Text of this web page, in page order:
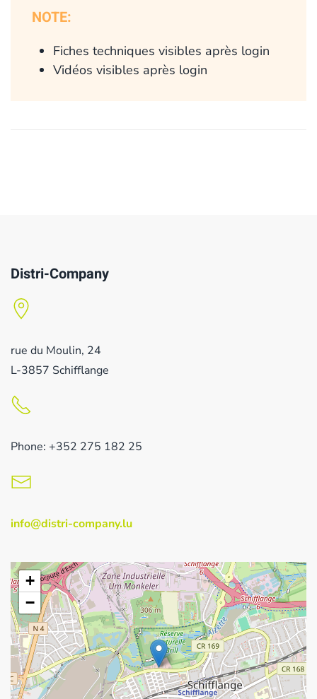
NOTE:
Fiches techniques visibles après login
Vidéos visibles après login
Distri-Company
rue du Moulin, 24
L-3857 Schifflange
Phone: +352 275 182 25
info@distri-company.lu
+
−